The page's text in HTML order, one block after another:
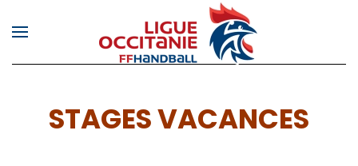
Skip to main content
STAGES VACANCES